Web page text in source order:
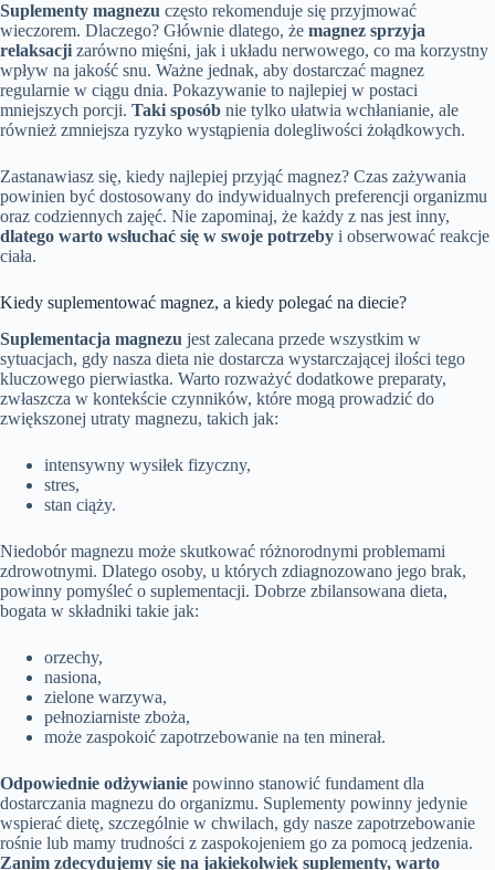
Suplementy magnezu często rekomenduje się przyjmować
wieczorem. Dlaczego? Głównie dlatego, że magnez sprzyja
relaksacji zarówno mięśni, jak i układu nerwowego, co ma korzystny
wpływ na jakość snu. Ważne jednak, aby dostarczać magnez
regularnie w ciągu dnia. Pokazywanie to najlepiej w postaci
mniejszych porcji. Taki sposób nie tylko ułatwia wchłanianie, ale
również zmniejsza ryzyko wystąpienia dolegliwości żołądkowych.
Zastanawiasz się, kiedy najlepiej przyjąć magnez? Czas zażywania
powinien być dostosowany do indywidualnych preferencji organizmu
oraz codziennych zajęć. Nie zapominaj, że każdy z nas jest inny,
dlatego warto wsłuchać się w swoje potrzeby i obserwować reakcje
ciała.
Kiedy suplementować magnez, a kiedy polegać na diecie?
Suplementacja magnezu jest zalecana przede wszystkim w
sytuacjach, gdy nasza dieta nie dostarcza wystarczającej ilości tego
kluczowego pierwiastka. Warto rozważyć dodatkowe preparaty,
zwłaszcza w kontekście czynników, które mogą prowadzić do
zwiększonej utraty magnezu, takich jak:
intensywny wysiłek fizyczny,
stres,
stan ciąży.
Niedobór magnezu może skutkować różnorodnymi problemami
zdrowotnymi. Dlatego osoby, u których zdiagnozowano jego brak,
powinny pomyśleć o suplementacji. Dobrze zbilansowana dieta,
bogata w składniki takie jak:
orzechy,
nasiona,
zielone warzywa,
pełnoziarniste zboża,
może zaspokoić zapotrzebowanie na ten minerał.
Odpowiednie odżywianie powinno stanowić fundament dla
dostarczania magnezu do organizmu. Suplementy powinny jedynie
wspierać dietę, szczególnie w chwilach, gdy nasze zapotrzebowanie
rośnie lub mamy trudności z zaspokojeniem go za pomocą jedzenia.
Zanim zdecydujemy się na jakiekolwiek suplementy, warto